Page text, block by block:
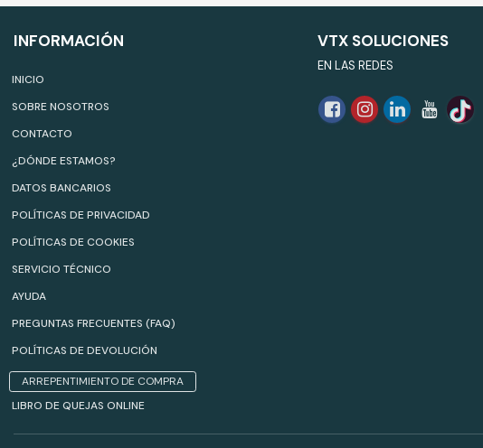
INFORMACIÓN
INICIO
SOBRE NOSOTROS
CONTACTO
¿DÓNDE ESTAMOS?
DATOS BANCARIOS
POLÍTICAS DE PRIVACIDAD
POLÍTICAS DE COOKIES
SERVICIO TÉCNICO
AYUDA
PREGUNTAS FRECUENTES (FAQ)
POLÍTICAS DE DEVOLUCIÓN
ARREPENTIMIENTO DE COMPRA
LIBRO DE QUEJAS ONLINE
VTX SOLUCIONES
EN LAS REDES